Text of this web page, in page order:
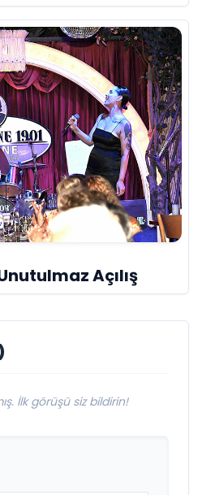
Açılış
İlk görüşü siz bildirin!